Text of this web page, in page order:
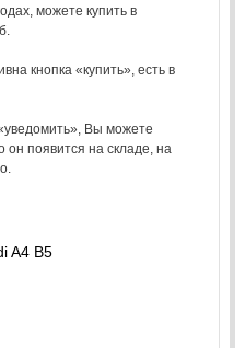
можете купить в
кнопка «купить», есть в
Вы можете
он появится на складе, на
A4 B5